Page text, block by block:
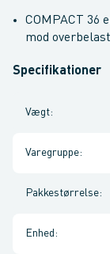
COMPACT 36
mod
Specifikationer
Vægt:
Varegruppe:
Pakkestørrelse:
Enhed :